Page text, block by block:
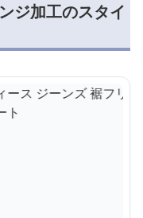
ジ加工のスタイ